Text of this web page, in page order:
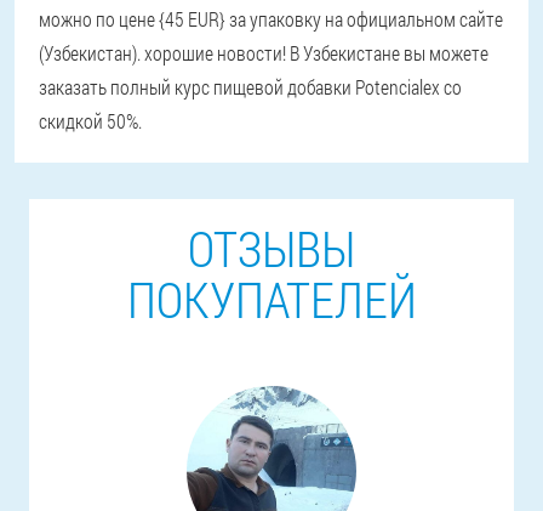
можно по цене {45 EUR} за упаковку на официальном сайте
(Узбекистан). хорошие новости! В Узбекистане вы можете
заказать полный курс пищевой добавки Potencialex со
скидкой 50%.
ОТЗЫВЫ
ПОКУПАТЕЛЕЙ